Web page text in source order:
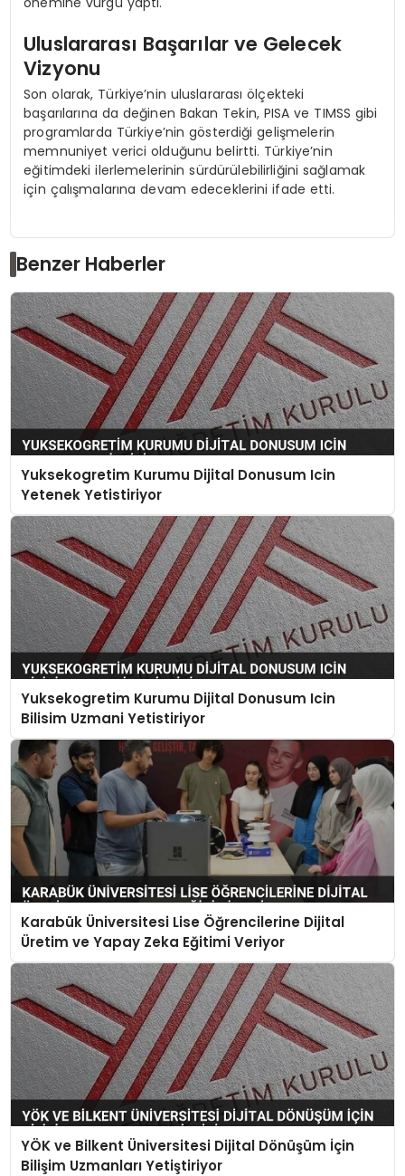
Uluslararası Başarılar ve Gelecek
Vizyonu
Son olarak, Türkiye’nin uluslararası ölçekteki
başarılarına da değinen Bakan Tekin, PISA ve TIMSS gibi
programlarda Türkiye’nin gösterdiği gelişmelerin
memnuniyet verici olduğunu belirtti. Türkiye’nin
eğitimdeki ilerlemelerinin sürdürülebilirliğini sağlamak
için çalışmalarına devam edeceklerini ifade etti.
Benzer Haberler
Yuksekogretim Kurumu Dijital Donusum Icin
Yetenek Yetistiriyor
Yuksekogretim Kurumu Dijital Donusum Icin
Bilisim Uzmani Yetistiriyor
Karabük Üniversitesi Lise Öğrencilerine Dijital
Üretim ve Yapay Zeka Eğitimi Veriyor
YÖK ve Bilkent Üniversitesi Dijital Dönüşüm İçin
Bilişim Uzmanları Yetiştiriyor